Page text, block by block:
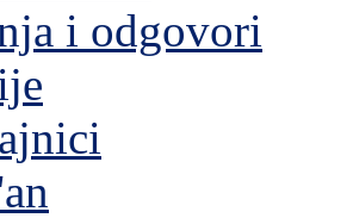
i odgovori